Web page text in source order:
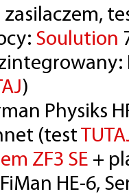
zasilaczem,
Soulution
)
Physiks
(test
ZF3 SE +
HE-6,